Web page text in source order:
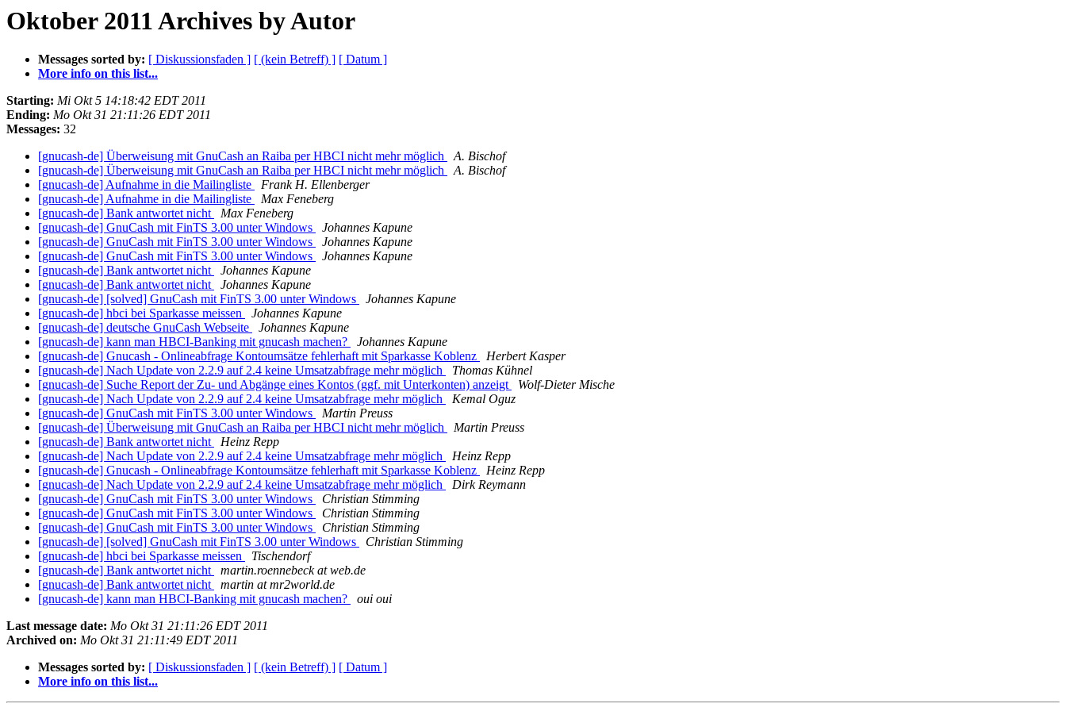
Oktober 2011 Archives by Autor
Messages sorted by: [ Diskussionsfaden ] [ (kein Betreff) ] [ Datum ]
More info on this list...
Starting: Mi Okt 5 14:18:42 EDT 2011
Ending: Mo Okt 31 21:11:26 EDT 2011
Messages: 32
[gnucash-de] Überweisung mit GnuCash an Raiba per HBCI nicht mehr möglich
A. Bischof
[gnucash-de] Überweisung mit GnuCash an Raiba per HBCI nicht mehr möglich
A. Bischof
[gnucash-de] Aufnahme in die Mailingliste
Frank H. Ellenberger
[gnucash-de] Aufnahme in die Mailingliste
Max Feneberg
[gnucash-de] Bank antwortet nicht
Max Feneberg
[gnucash-de] GnuCash mit FinTS 3.00 unter Windows
Johannes Kapune
[gnucash-de] GnuCash mit FinTS 3.00 unter Windows
Johannes Kapune
[gnucash-de] GnuCash mit FinTS 3.00 unter Windows
Johannes Kapune
[gnucash-de] Bank antwortet nicht
Johannes Kapune
[gnucash-de] Bank antwortet nicht
Johannes Kapune
[gnucash-de] [solved] GnuCash mit FinTS 3.00 unter Windows
Johannes Kapune
[gnucash-de] hbci bei Sparkasse meissen
Johannes Kapune
[gnucash-de] deutsche GnuCash Webseite
Johannes Kapune
[gnucash-de] kann man HBCI-Banking mit gnucash machen?
Johannes Kapune
[gnucash-de] Gnucash - Onlineabfrage Kontoumsätze fehlerhaft mit Sparkasse Koblenz
Herbert Kasper
[gnucash-de] Nach Update von 2.2.9 auf 2.4 keine Umsatzabfrage mehr möglich
Thomas Kühnel
[gnucash-de] Suche Report der Zu- und Abgänge eines Kontos (ggf. mit Unterkonten) anzeigt
Wolf-Dieter Mische
[gnucash-de] Nach Update von 2.2.9 auf 2.4 keine Umsatzabfrage mehr möglich
Kemal Oguz
[gnucash-de] GnuCash mit FinTS 3.00 unter Windows
Martin Preuss
[gnucash-de] Überweisung mit GnuCash an Raiba per HBCI nicht mehr möglich
Martin Preuss
[gnucash-de] Bank antwortet nicht
Heinz Repp
[gnucash-de] Nach Update von 2.2.9 auf 2.4 keine Umsatzabfrage mehr möglich
Heinz Repp
[gnucash-de] Gnucash - Onlineabfrage Kontoumsätze fehlerhaft mit Sparkasse Koblenz
Heinz Repp
[gnucash-de] Nach Update von 2.2.9 auf 2.4 keine Umsatzabfrage mehr möglich
Dirk Reymann
[gnucash-de] GnuCash mit FinTS 3.00 unter Windows
Christian Stimming
[gnucash-de] GnuCash mit FinTS 3.00 unter Windows
Christian Stimming
[gnucash-de] GnuCash mit FinTS 3.00 unter Windows
Christian Stimming
[gnucash-de] [solved] GnuCash mit FinTS 3.00 unter Windows
Christian Stimming
[gnucash-de] hbci bei Sparkasse meissen
Tischendorf
[gnucash-de] Bank antwortet nicht
martin.roennebeck at web.de
[gnucash-de] Bank antwortet nicht
martin at mr2world.de
[gnucash-de] kann man HBCI-Banking mit gnucash machen?
oui oui
Last message date: Mo Okt 31 21:11:26 EDT 2011
Archived on: Mo Okt 31 21:11:49 EDT 2011
Messages sorted by: [ Diskussionsfaden ] [ (kein Betreff) ] [ Datum ]
More info on this list...